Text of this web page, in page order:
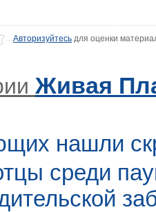
Авторизуйтесьдля оценки
Живая
нашли
среди